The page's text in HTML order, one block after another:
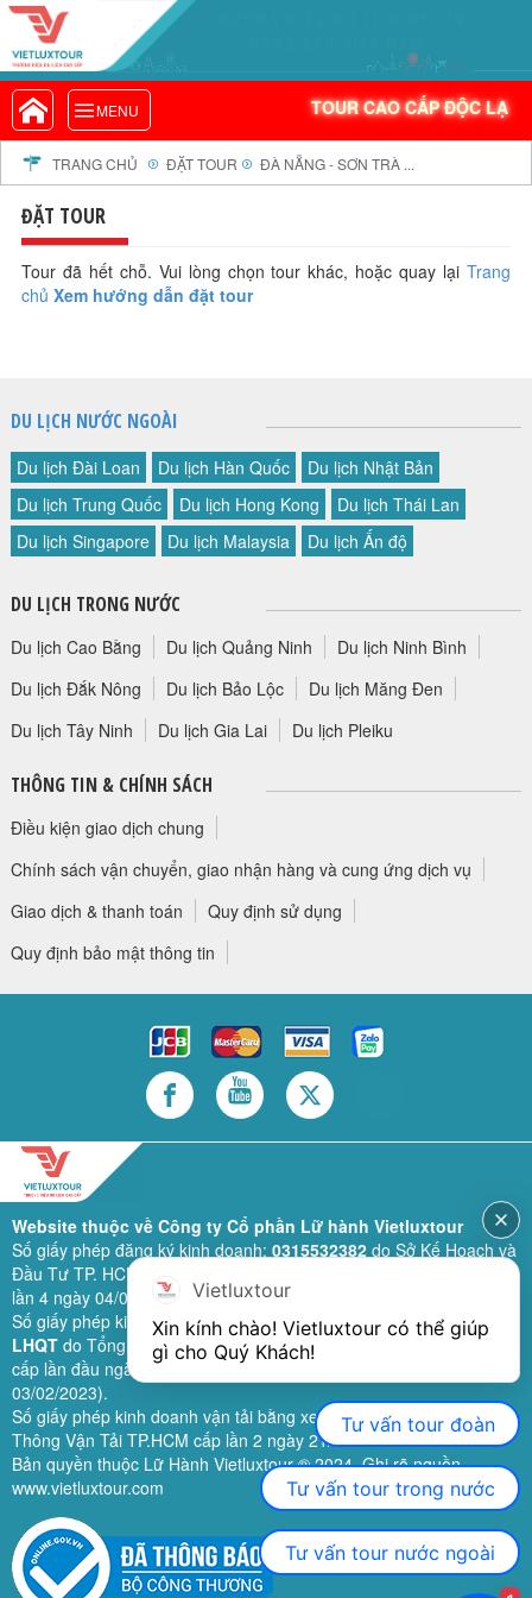
MENU TOUR CAO CẤP ĐỘC LẠ
VIETLUXTOUR.COM
TOUR CAO CẤP ĐỘC LẠ
TOUR TRONG NƯỚC
TOUR NƯỚC NGOÀI
TOUR KHỞI HÀNH TỪ HÀ NỘI
TOUR KHỞI HÀNH TỪ ĐÀ NẴNG
TOUR KHỞI HÀNH TỪ CẦN THƠ
TOUR ĐOÀN - M.I.C.E
GIỚI THIỆU
PROFILE EN
THƯ KHEN VIETLUXTOUR
HỘP THƯ GÓP Ý
PROFILE HƯỚNG DẪN VIÊN
TRANG CHỦ ĐẶT TOUR ĐÀ NẴNG - SƠN TRÀ ...
ĐẶT TOUR
Tour đã hết chỗ. Vui lòng chọn tour khác, hoặc quay lạiTrang
chủ Xem hướng dẫn đặt tour
DU LỊCH NƯỚC NGOÀI
Du lịch Đài Loan Du lịch Hàn Quốc
Du lịch Nhật Bản
Du lịch Trung Quốc
Du lịch Hong Kong
Du lịch Thái Lan
Du lịch Singapore
Du lịch Malaysia Du lịch Ấn độ
DU LỊCH TRONG NƯỚC
Du lịch Cao Bằng Du lịch Quảng Ninh
Du lịch Ninh Bình
Du lịch Đắk Nông
Du lịch Bảo Lộc
Du lịch Măng Đen
Du lịch Tây Ninh
Du lịch Gia Lai Du lịch Pleiku
THÔNG TIN & CHÍNH SÁCH
Điều kiện giao dịch chung
Chính sách vận chuyển, giao nhận hàng và cung ứng dịch vụ
Giao dịch & thanh toán
Quy định sử dụng
Quy định bảo mật thông tin
Website thuộc về Công ty Cổ phần Lữ hành Vietluxtour
Số giấy phép đăng ký kinh doanh: 0315532382do Sở Kế Hoạch và
Đầu Tư TP. HCM cấp lần đầu ngày 28/02/2019 (sửa đổi bổ sung
lần 4 ngày 04/06/2024).
Số giấy phép kinh doanh lữ hành quốc tế:79-1111/2019/TCDL-GP
LHQTdo Tổng Cục Du Lịch (nay là Cục Du lịch quốc gia Việt Nam)
cấp lần đầu ngày 26/09/2019 (sửa đổi, bổ sung lần 3 ngày
03/02/2023).
Số giấy phép kinh doanh vận tải bằng xe ô tô:11924do Sở Giao
Thông Vận Tải TP.HCM cấp lần 2 ngày 21/02/2023.
Bản quyền thuộc Lữ Hành Vietluxtour ® 2024. Ghi rõ nguồn
www.vietluxtour.com
Vietluxtour
Xin kính chào! Vietluxtour có thể giúp
gì cho Quý Khách!
Tư vấn tour đoàn
Tư vấn tour trong nước
Tư vấn tour nước ngoài